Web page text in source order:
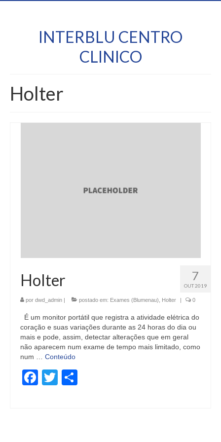
INTERBLU CENTRO
CLINICO
Holter
7
OUT 2019
Holter
por dwd_admin | postado em: Exames (Blumenau) Holter | 0
É um monitor portátil que registra a atividade elétrica do
coração e suas variações durante as 24 horas do dia ou
mais e pode, assim, detectar alterações que em geral
não aparecem num exame de tempo mais limitado, como
num … Conteúdo
Facebook
Twitter